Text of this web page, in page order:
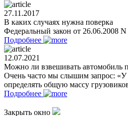
27.11.2017
В каких случаях нужна поверка
Федеральный закон от 26.06.2008
Подробнее
12.07.2021
Можно ли взвешивать автомобиль
Очень часто мы слышим запрос: «У
определять общую массу
Подробнее
Закрыть окно